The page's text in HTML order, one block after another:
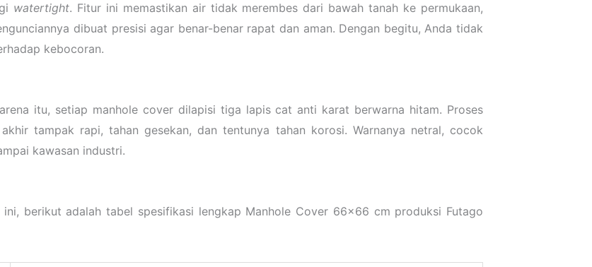
watertight. Fitur ini memastikan air tidak merembes dari bawah tanah ke permukaan,
dibuat presisi agar benar-benar rapat dan aman. Dengan begitu, Anda tidak
kebocoran.
itu, setiap manhole cover dilapisi tiga lapis cat anti karat berwarna hitam. Proses
tampak rapi, tahan gesekan, dan tentunya tahan korosi. Warnanya netral, cocok
kawasan industri.
berikut adalah tabel spesifikasi lengkap Manhole Cover 66×66 cm produksi Futago